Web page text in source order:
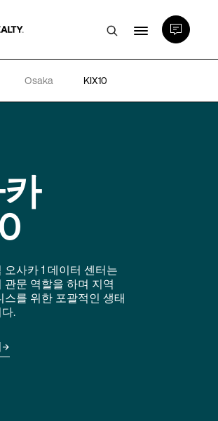
스
Osaka KIX10
오사카 1 데이터 센터는
관문 역할을 하며 지역
스를 위한 포괄적인 생태
.